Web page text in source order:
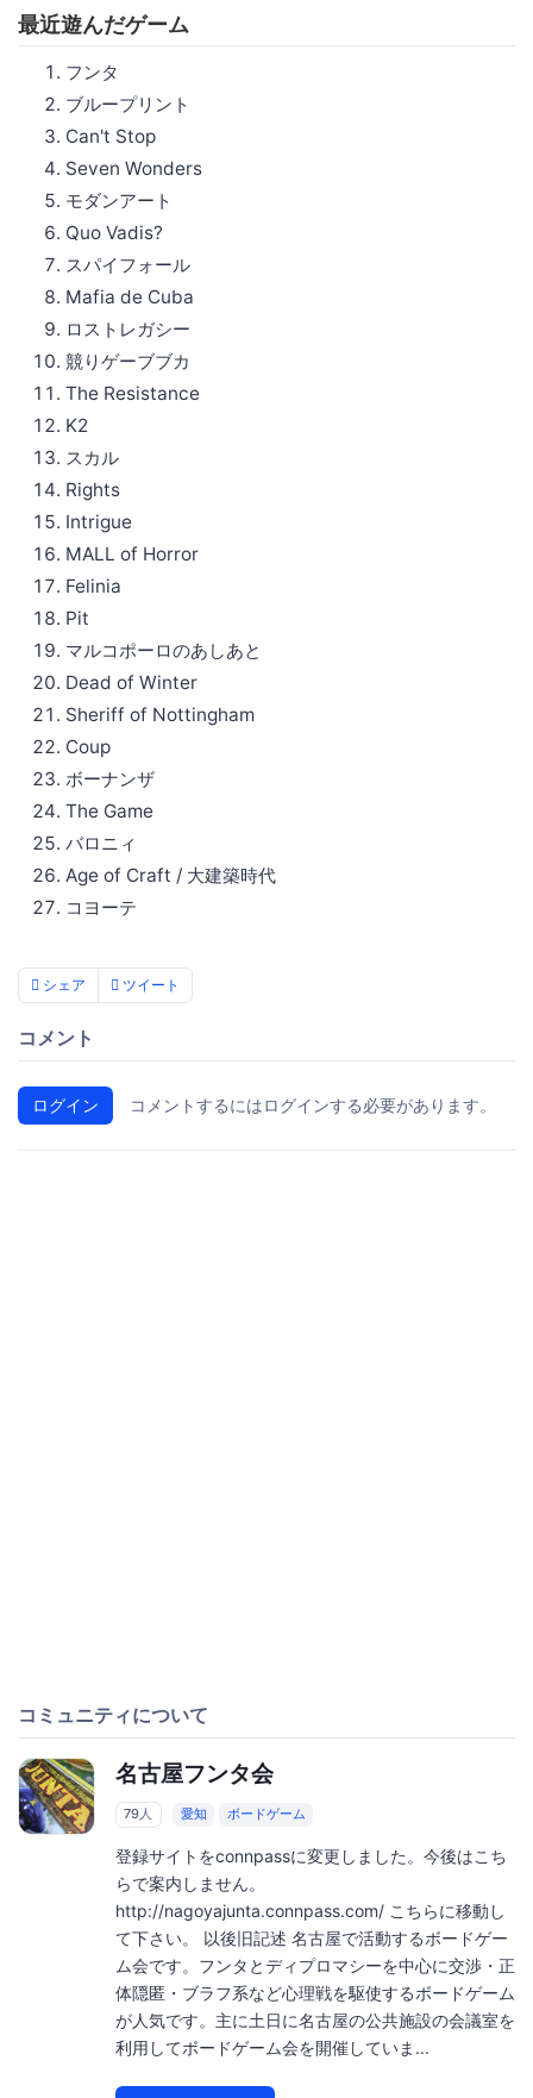
最近遊んだゲーム
フンタ
ブループリント
Can't Stop
Seven Wonders
モダンアート
Quo Vadis?
スパイフォール
Mafia de Cuba
ロストレガシー
競りゲーブブカ
The Resistance
K2
スカル
Rights
Intrigue
MALL of Horror
Felinia
Pit
マルコポーロのあしあと
Dead of Winter
Sheriff of Nottingham
Coup
ボーナンザ
The Game
バロニィ
Age of Craft / 大建築時代
コヨーテ
シェア ツイート
コメント
ログイン コメントするにはログインする必要があります。
コミュニティについて
名古屋フンタ会
79人 愛知 ボードゲーム
登録サイトをconnpassに変更しました。今後はこち
らで案内しません。
http://nagoyajunta.connpass.com/ こちらに移動し
て下さい。 以後旧記述 名古屋で活動するボードゲー
ム会です。フンタとディプロマシーを中心に交渉・正
体隠匿・ブラフ系など心理戦を駆使するボードゲーム
が人気です。主に土日に名古屋の公共施設の会議室を
利用してボードゲーム会を開催していま...